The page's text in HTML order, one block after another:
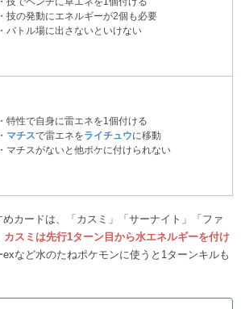
・技の発動にエネルギーが2個も必要
・バトル場に出さないといけない
・特性で自身に雷エネを1個付ける
・ マチスで雷エネをライチュウに移動
・マチスがないと他ポケに付けられない
カードは、「カスミ」「サーナイト」「ファ
カスミは先行1ターン目から水エネルギーを付け
など水のたねポケモンに使うと1ターンキルも